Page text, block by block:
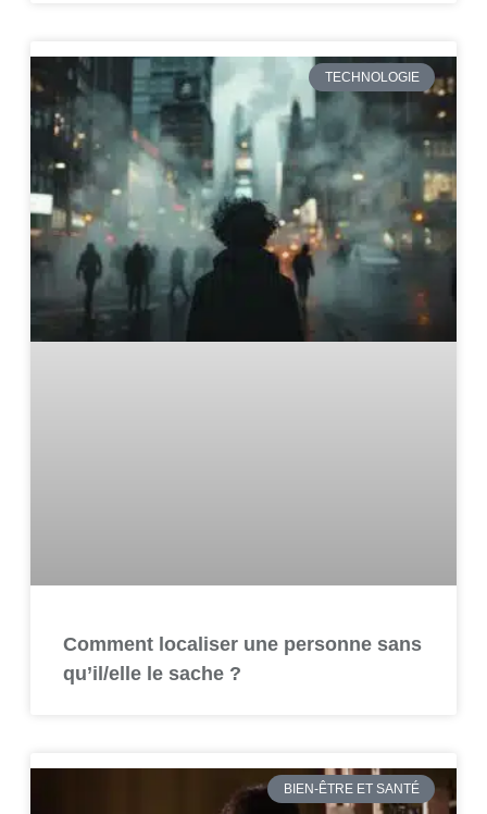
TECHNOLOGIE
Comment localiser une personne sans
qu’il/elle le sache ?
BIEN-ÊTRE ET SANTÉ